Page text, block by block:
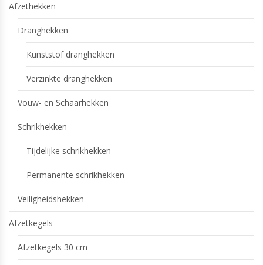
Afzethekken
Dranghekken
Kunststof dranghekken
Verzinkte dranghekken
Vouw- en Schaarhekken
Schrikhekken
Tijdelijke schrikhekken
Permanente schrikhekken
Veiligheidshekken
Afzetkegels
Afzetkegels 30 cm